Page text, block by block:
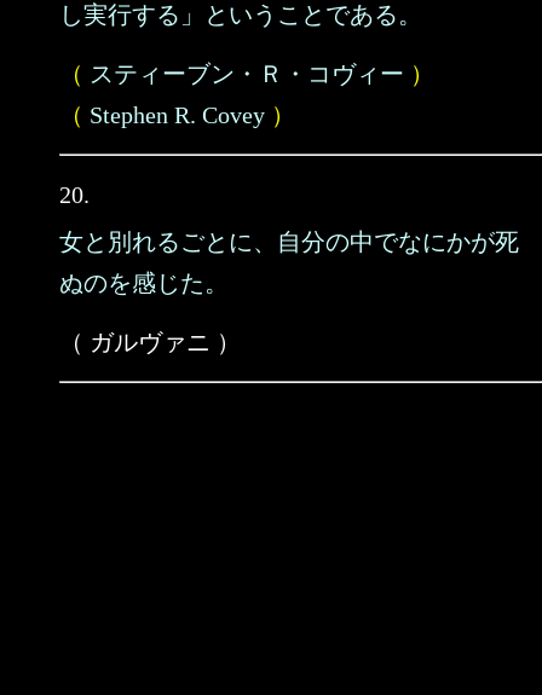
し実行する」ということである。
（ スティーブン・Ｒ・コヴィー ）
（ Stephen R. Covey ）
20.
女と別れるごとに、自分の中でなにかが死
ぬのを感じた。
（ ガルヴァニ ）